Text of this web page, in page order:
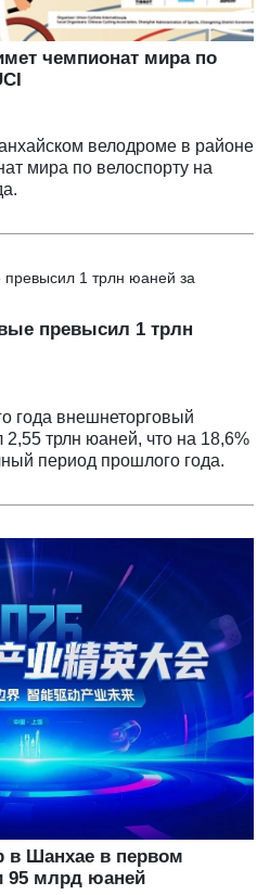
чемпионат мира по
велодроме в районе
мира по велоспорту на
превысил 1 трлн
года внешнеторговый
трлн юаней, что на 18,6%
период прошлого года.
в Шанхае в первом
95 млрд юаней